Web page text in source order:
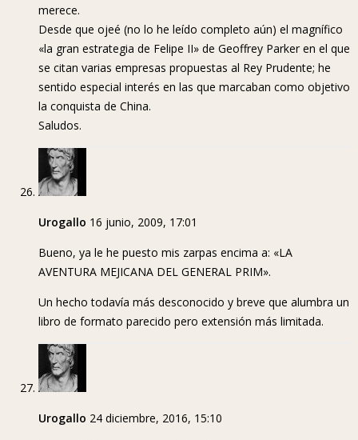
merece.
Desde que ojeé (no lo he leído completo aún) el magnífico
«la gran estrategia de Felipe II» de Geoffrey Parker en el que
se citan varias empresas propuestas al Rey Prudente; he
sentido especial interés en las que marcaban como objetivo
la conquista de China.
Saludos.
Urogallo 16 junio, 2009, 17:01
Bueno, ya le he puesto mis zarpas encima a: «LA
AVENTURA MEJICANA DEL GENERAL PRIM».
Un hecho todavía más desconocido y breve que alumbra un
libro de formato parecido pero extensión más limitada.
Urogallo 24 diciembre, 2016, 15:10